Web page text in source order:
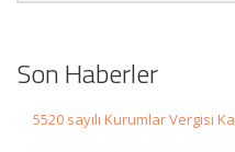
Son Haberler
5520 sayılı Kurumlar Vergisi